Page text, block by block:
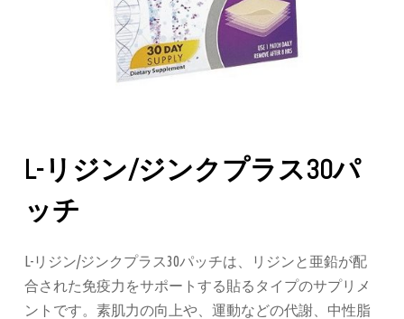
L-リジン/ジンクプラス30パ
ッチ
L-リジン/ジンクプラス30パッチは、リジンと亜鉛が配
合された免疫力をサポートする貼るタイプのサプリメ
ントです。素肌力の向上や、運動などの代謝、中性脂